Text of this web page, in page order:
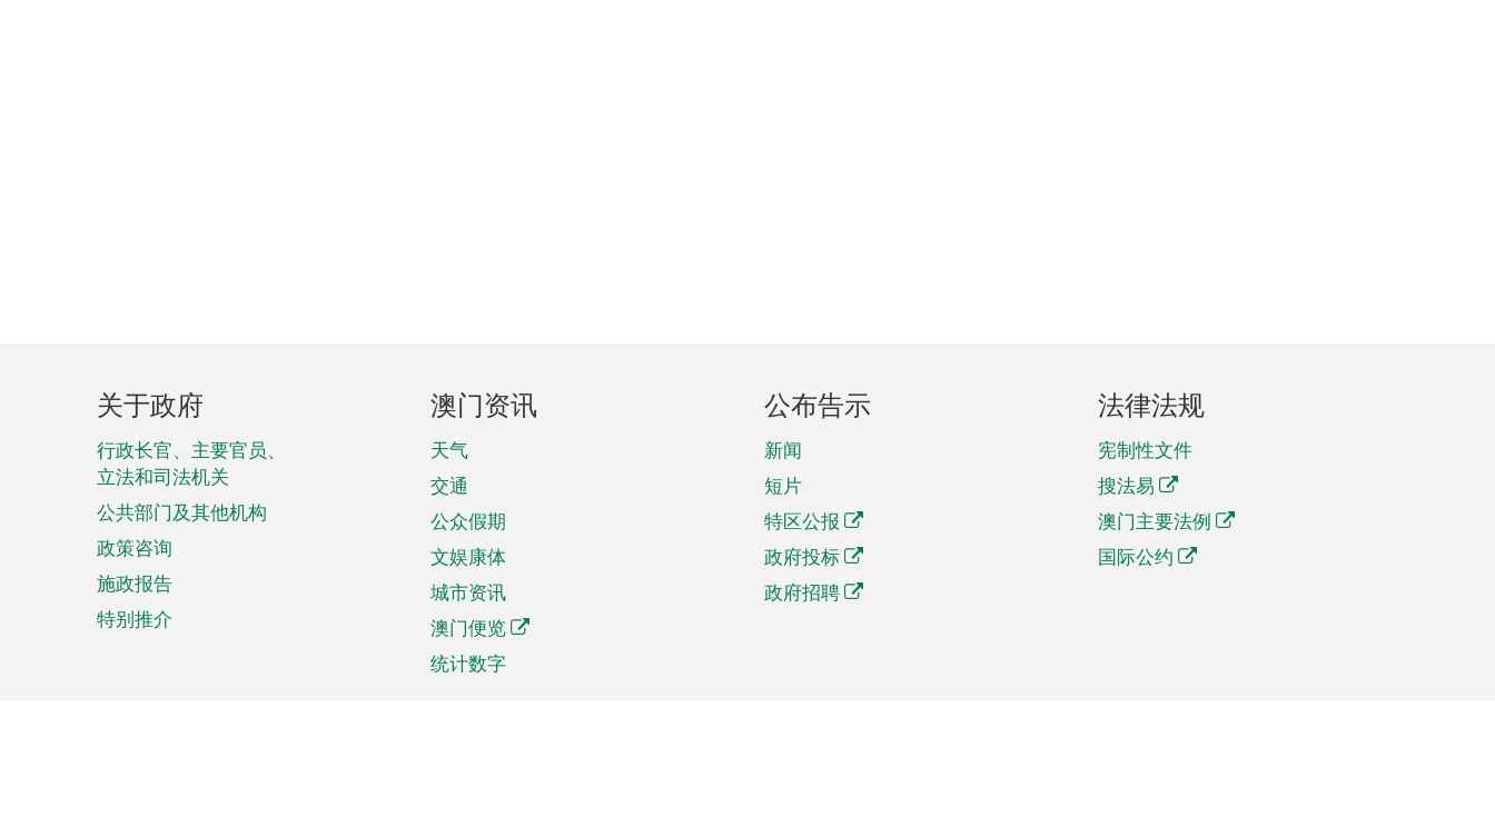
页
脚
菜
单
关于政府
行政长官、主要官员、
立法和司法机关
公共部门及其他机构
政策咨询
施政报告
特别推介
澳门资讯
天气
交通
公众假期
文娱康体
城市资讯
澳门便览
统计数字
公布告示
新闻
短片
特区公报
政府投标
政府招聘
法律法规
宪制性文件
搜法易
澳门主要法例
国际公约